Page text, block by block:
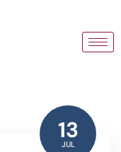
13
JUL